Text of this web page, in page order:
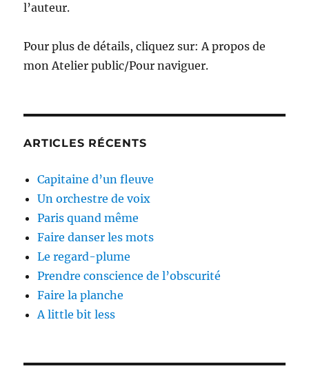
l’auteur.
Pour plus de détails, cliquez sur: A propos de
mon Atelier public/Pour naviguer.
ARTICLES RÉCENTS
Capitaine d’un fleuve
Un orchestre de voix
Paris quand même
Faire danser les mots
Le regard-plume
Prendre conscience de l’obscurité
Faire la planche
A little bit less